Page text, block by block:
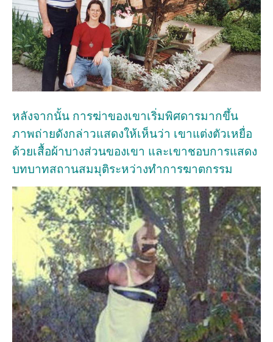
หลังจากนั้น การฆ่าของเขาเริ่มพิศดารมากขึ้น
ภาพถ่ายดังกล่าวแสดงให้เห็นว่า เขาแต่งตัวเหยื่อ
ด้วยเสื้อผ้าบางส่วนของเขา และเขาชอบการแสดง
บทบาทสถานสมมุติระหว่างทำการฆาตกรรม